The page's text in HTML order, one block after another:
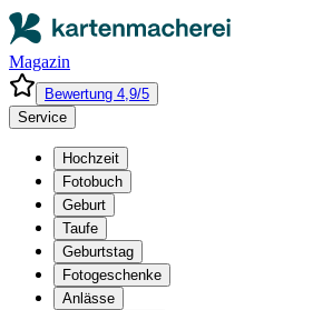
Magazin
Bewertung 4,9/5
Service
Hochzeit
Fotobuch
Geburt
Taufe
Geburtstag
Fotogeschenke
Anlässe